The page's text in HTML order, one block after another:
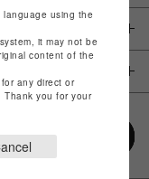
using the
it may not be
content of the
any direct or
Thank you for your